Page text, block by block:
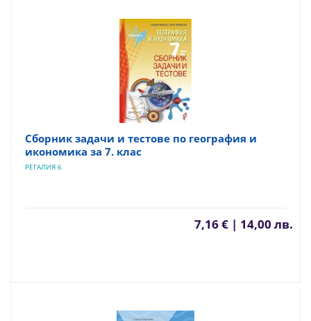
Сборник задачи и тестове по география и
икономика за 7. клас
РЕГАЛИЯ 6
7,16 € | 14,00 лв.